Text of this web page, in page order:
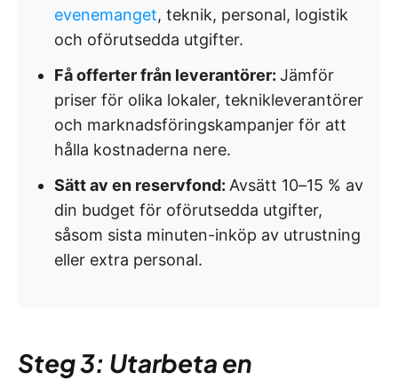
evenemanget, teknik, personal, logistik
och oförutsedda utgifter.
Få offerter från leverantörer: Jämför
priser för olika lokaler, teknikleverantörer
och marknadsföringskampanjer för att
hålla kostnaderna nere.
Sätt av en reservfond: Avsätt 10–15 % av
din budget för oförutsedda utgifter,
såsom sista minuten-inköp av utrustning
eller extra personal.
Steg 3: Utarbeta en